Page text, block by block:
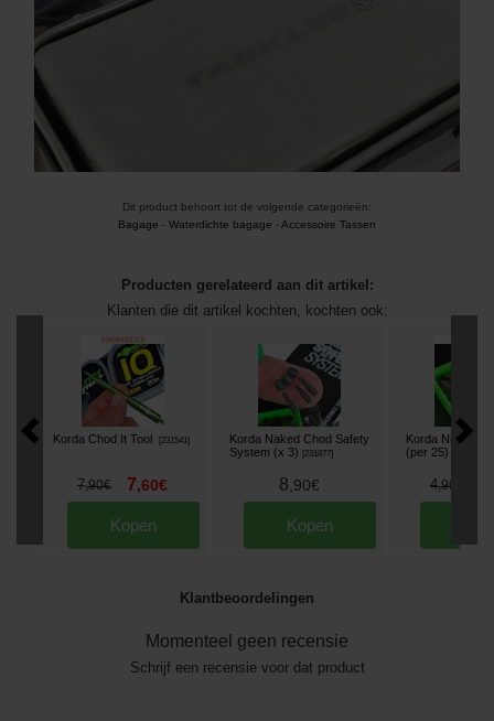
Dit product behoort tot de volgende categorieën:
Bagage - Waterdichte bagage -Accessoire Tassen
Producten gerelateerd aan dit artikel:
Klanten die dit artikel kochten, kochten ook:
Korda Chod It Tool [231541]
7,90€ 7,60€
Kopen
Korda Naked Chod Safety
System (x 3)
[231877]
8 90€
Kopen
Korda No-
(per 25)
4,90
Klantbeoordelingen
Momenteel geen recensie
Schrijf een recensie voor dat product